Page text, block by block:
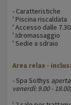
- Caratteristiche
' Piscina riscaldata
' Accesso dalle
' Idromassaggio
' Sedie a sdraio
Area relax -
- Spa Sothys
venerdì: 9.00 -